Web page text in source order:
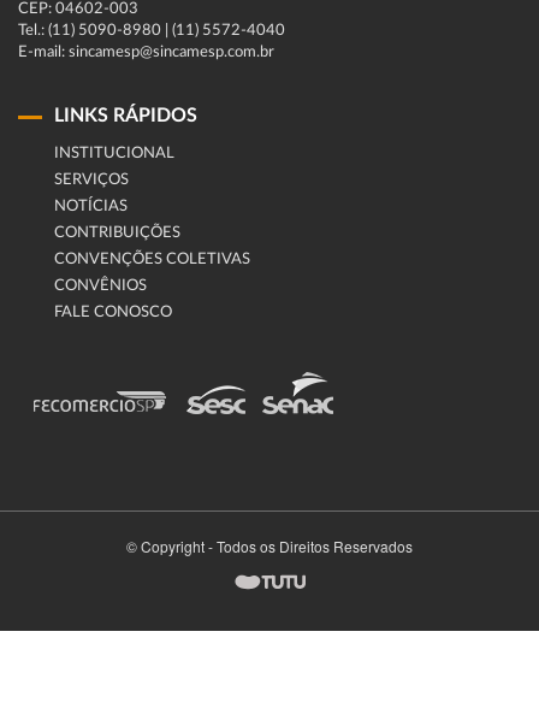
CEP: 04602-003
Tel.: (11) 5090-8980 | (11) 5572-4040
E-mail: sincamesp@sincamesp.com.br
LINKS RÁPIDOS
INSTITUCIONAL
SERVIÇOS
NOTÍCIAS
CONTRIBUIÇÕES
CONVENÇÕES COLETIVAS
CONVÊNIOS
FALE CONOSCO
© Copyright - Todos os Direitos Reservados